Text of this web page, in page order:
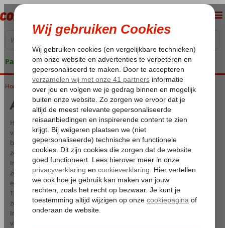
Pakketgarantie
Home All Inclusive Hurghada
All Inclusive Hurghada
Heb je zin om eens extra luxe te genieten van een welverdiende
vakantie? Kies dan voor een All Inclusive Hurghada. Deze Egyptische
badplaats aan de Rode Zee is een uitstekende uitvalsbasis voor een
zonnige vakantie. Egypte staat bekend om het uitgebreide All
Inclusive concept. De kinderen kunnen zich vermaken in een van de
zwembaden met spannende glijbanen, terwijl de volwassenen met
een cocktail in de hand kunnen bijtanken na alle drukte van thuis.
Totale vrijheid om te kunnen eten wanneer je wilt en wat je wilt,
zonder daar zelf de boodschappen voor in huis te halen. Een All
Inclusive vakantie Hurghada staat garant voor een geslaagde
vakantie.